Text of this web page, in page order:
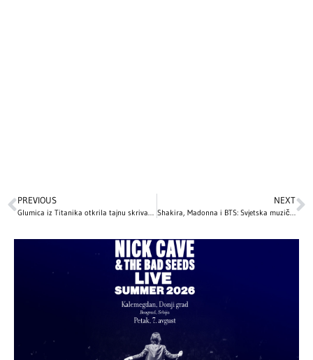
PREVIOUS
Glumica iz Titanika otkrila tajnu skrivanu decenijama: OVA scena je izbačena iz filma nakon što je naišla na užasnute reakcije
NEXT
Shakira, Madonna i BTS: Svjetska muzička senzacija na poluvremenu finala Svjetskog Kupa